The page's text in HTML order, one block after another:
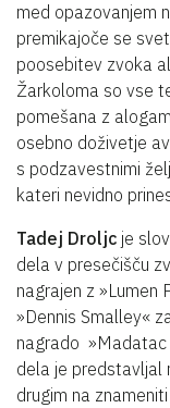
med opazovanjem
premikajoče se
poosebitev zvoka
Žarkoloma so vse
pomešana z
osebno doživetje
s podzavestnimi
kateri nevidno
Tadej Droljc je
dela v presečišču
nagrajen z »Lumen
»Dennis Smalley«
nagrado »Madatac
dela je predstavljal
drugim na